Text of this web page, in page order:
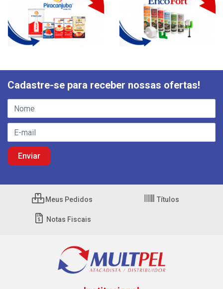
Cadastre-se para receber nossas ofertas!
Meus Pedidos Títulos
Notas Fiscais